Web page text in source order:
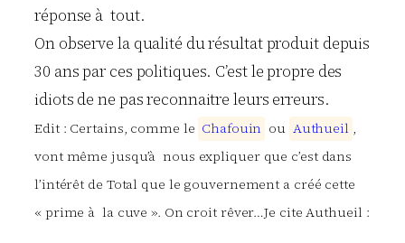
réponse à tout.
On observe la qualité du résultat produit depuis
30 ans par ces politiques. C’est le propre des
idiots de ne pas reconnaitre leurs erreurs.
Edit : Certains, comme le Chafouin ou Authueil ,
vont même jusqu’à nous expliquer que c’est dans
l’intérêt de Total que le gouvernement a créé cette
« prime à la cuve ». On croit rêver…Je cite Authueil :